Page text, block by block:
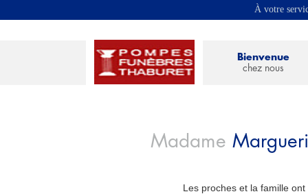
À votre
Bienvenue
chez nous
Madame
Les proches et la famille